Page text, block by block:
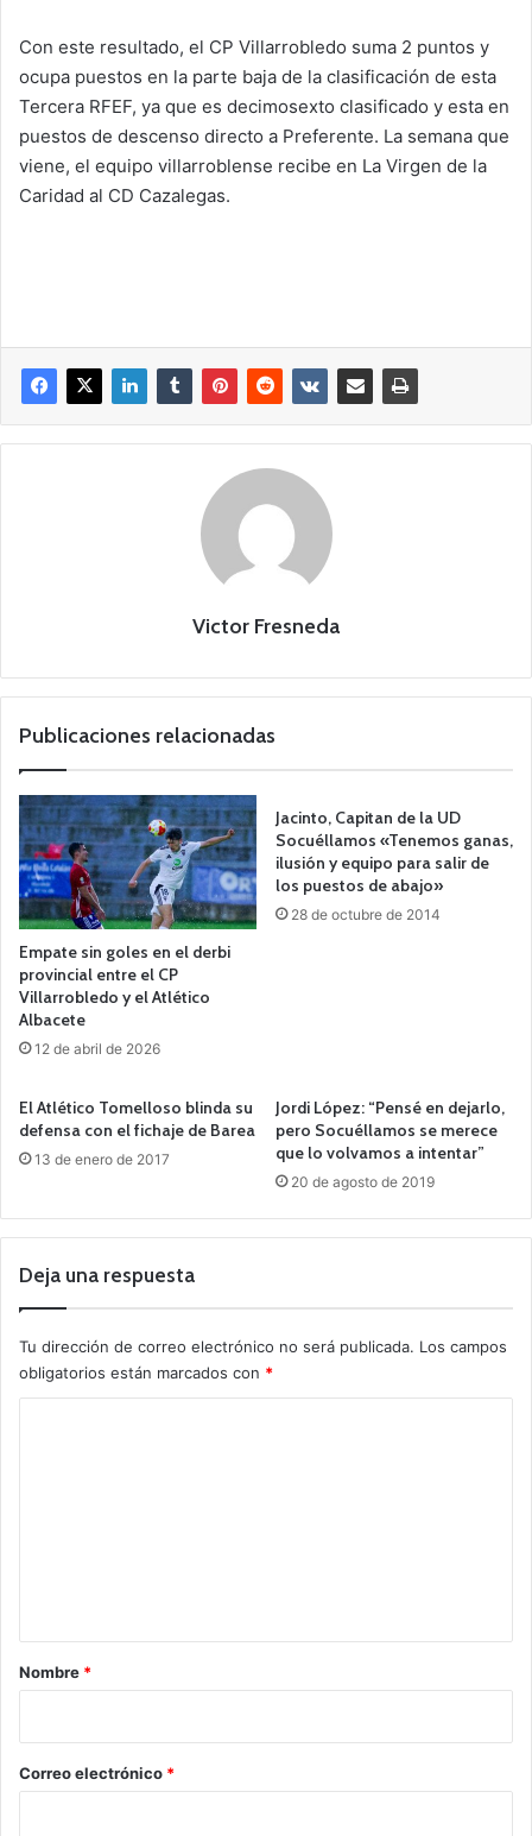
Con este resultado, el CP Villarrobledo suma 2 puntos y
ocupa puestos en la parte baja de la clasificación de esta
Tercera RFEF, ya que es decimosexto clasificado y esta en
puestos de descenso directo a Preferente. La semana que
viene, el equipo villarroblense recibe en La Virgen de la
Caridad al CD Cazalegas.
Victor Fresneda
Publicaciones relacionadas
Empate sin goles en el derbi
provincial entre el CP
Villarrobledo y el Atlético
Albacete
12 de abril de 2026
Jacinto, Capitan de la UD
Socuéllamos «Tenemos ganas,
ilusión y equipo para salir de
los puestos de abajo»
28 de octubre de 2014
El Atlético Tomelloso blinda su
defensa con el fichaje de Barea
13 de enero de 2017
Jordi López: “Pensé en dejarlo,
pero Socuéllamos se merece
que lo volvamos a intentar”
20 de agosto de 2019
Deja una respuesta
Tu dirección de correo electrónico no será publicada. Los campos
obligatorios están marcados con *
r
*
Nombre *
Correo electrónico *